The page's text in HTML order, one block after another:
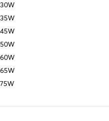
30W
35W
45W
50W
60W
65W
75W